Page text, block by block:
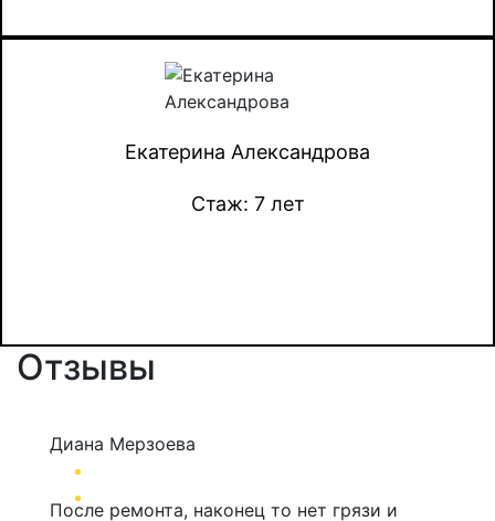
Екатерина Александрова
Стаж: 7 лет
Отзывы
После ремонта, наконец то нет грязи и
Диана Мерзоева